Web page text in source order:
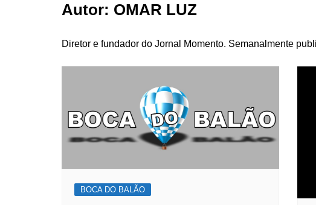
Autor: OMAR LUZ
Diretor e fundador do Jornal Momento. Semanalmente
BOCA DO BALÃO